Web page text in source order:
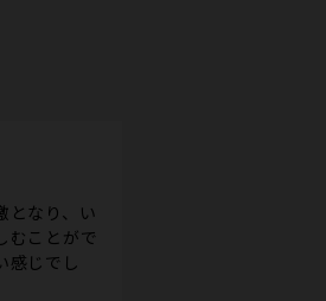
となり、い
むことがで
感じでし